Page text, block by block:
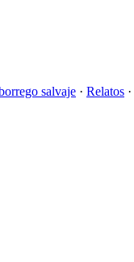
salvaje · Relatos ·